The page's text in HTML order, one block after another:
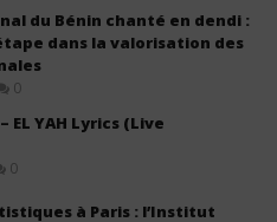
du Bénin chanté en dendi :
dans la valorisation des
0
EL YAH Lyrics (Live
0
à Paris : l’Institut